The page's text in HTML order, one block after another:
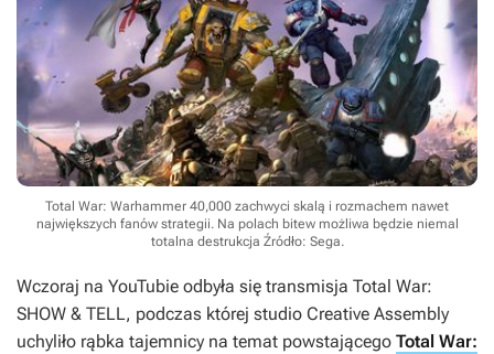
Total War: Warhammer 40,000 zachwyci skalą i rozmachem nawet
największych fanów strategii. Na polach bitew możliwa będzie niemal
totalna destrukcja Źródło: Sega.
Wczoraj na YouTubie odbyła się transmisja Total War:
SHOW & TELL, podczas której studio Creative Assembly
uchyliło rąbka tajemnicy na temat powstającego Total War: